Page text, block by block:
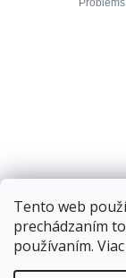
Tento web
prechádzaním
používaním.
Doprava
Copyright